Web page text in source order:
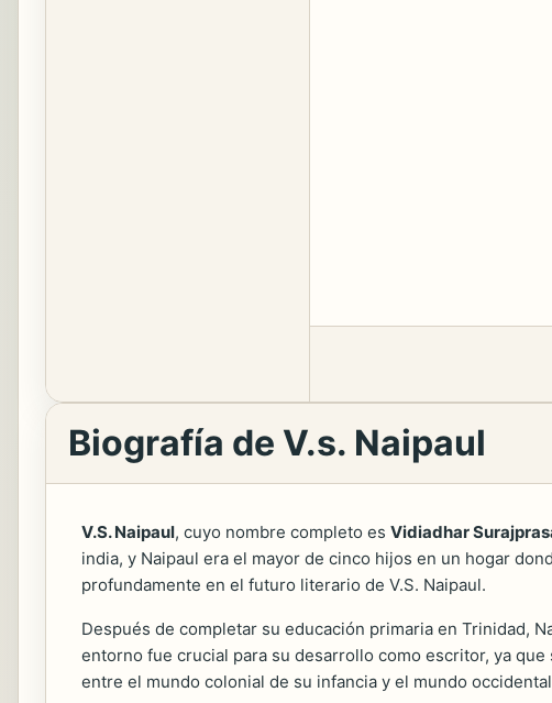
Biografía de V.s. Naipaul
V.S. Naipaul, cuyo nombre completo es Vidiadhar
india, y Naipaul era el mayor de cinco hijos en un hogar
profundamente en el futuro literario de V.S. Naipaul.
Después de completar su educación primaria en Trinidad,
entorno fue crucial para su desarrollo como escritor, ya
entre el mundo colonial de su infancia y el mundo